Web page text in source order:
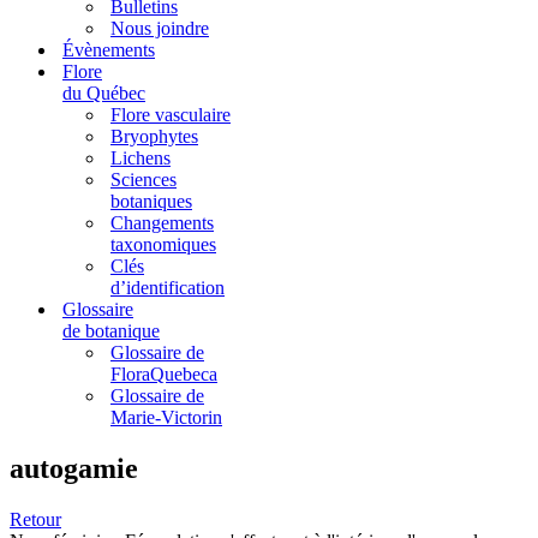
Bulletins
Nous joindre
Évènements
Flore
du Québec
Flore vasculaire
Bryophytes
Lichens
Sciences
botaniques
Changements
taxonomiques
Clés
d’identification
Glossaire
de botanique
Glossaire de
FloraQuebeca
Glossaire de
Marie-Victorin
autogamie
Retour